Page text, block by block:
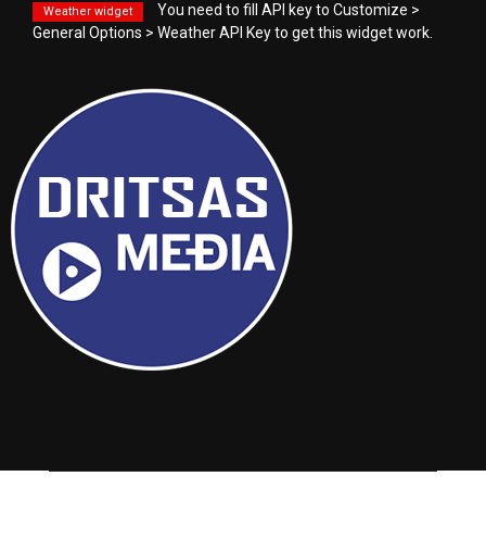
Weather widget
You need to fill API key to Customize >
General Options > Weather API Key to get this widget work.